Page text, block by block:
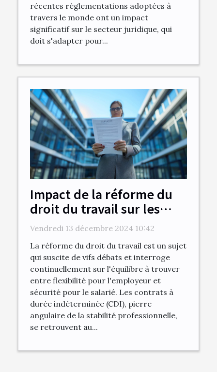
récentes réglementations adoptées à
travers le monde ont un impact
significatif sur le secteur juridique, qui
doit s'adapter pour...
Impact de la réforme du
droit du travail sur les
contrats à durée
Vendredi 13 décembre 2024 10:42
La réforme du droit du travail est un sujet
qui suscite de vifs débats et interroge
continuellement sur l'équilibre à trouver
entre flexibilité pour l'employeur et
sécurité pour le salarié. Les contrats à
durée indéterminée (CDI), pierre
angulaire de la stabilité professionnelle,
se retrouvent au...